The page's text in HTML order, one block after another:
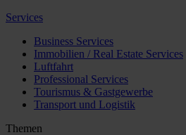
Services
Business Services
Immobilien / Real Estate Services
Luftfahrt
Professional Services
Tourismus & Gastgewerbe
Transport und Logistik
Themen